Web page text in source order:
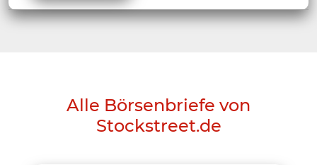
Alle Börsenbriefe von
Stockstreet.de